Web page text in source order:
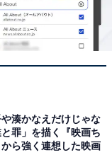
湊かなえだけじゃな
罪」を描く『映画ち
ら強く連想した映画